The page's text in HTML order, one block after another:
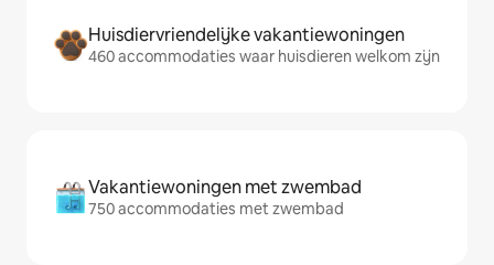
Huisdiervriendelijke vakantiewoningen
460 accommodaties waar huisdieren welkom zijn
Vakantiewoningen met zwembad
750 accommodaties met zwembad